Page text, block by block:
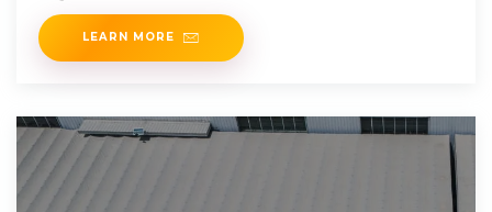
LEARN MORE